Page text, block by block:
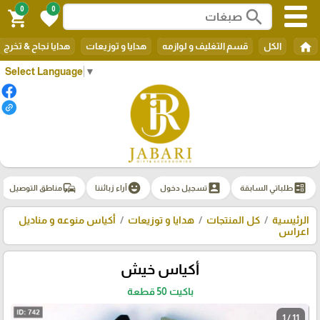
Select Language ▼
search
0
favorite
0
shopping_cart
home الكل قسم التغليف و لوازمه هدايا و توزيعات هدايا نجاح & تخرج
ballotطلباتي السابقة account_boxتسجيل دخول emoji_emotionsآراء زبائننا commuteمناطق التوصيل
الرئيسية كل المنتجات هدايا و توزيعات
أكياس منوعه و مناديل
اعراس
أكياس خيش
باكيت 50 قطعة
1 / 11